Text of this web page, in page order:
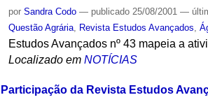
porSandra Codo — publicado 25/08/2001—
Questão Agrária, Revista Estudos Avançados,
Estudos Avançados nº 43 mapeia a
Localizado em NOTÍCIAS
Participação da Revista Estudos